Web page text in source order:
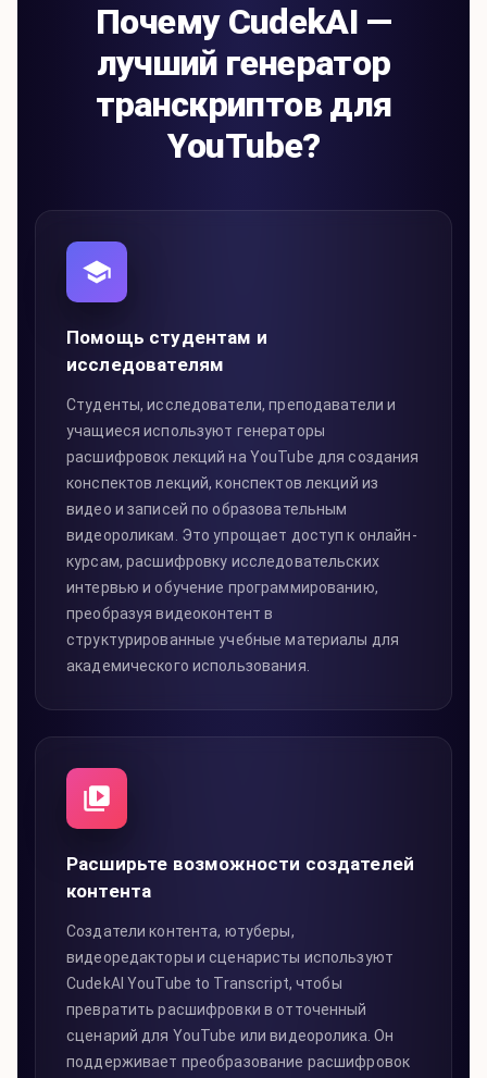
Почему CudekAI —
лучший генератор
транскриптов для
YouTube?
Помощь студентам и
исследователям
Студенты, исследователи, преподаватели и
учащиеся используют генераторы
расшифровок лекций на YouTube для создания
конспектов лекций, конспектов лекций из
видео и записей по образовательным
видеороликам. Это упрощает доступ к онлайн-
курсам, расшифровку исследовательских
интервью и обучение программированию,
преобразуя видеоконтент в
структурированные учебные материалы для
академического использования.
Расширьте возможности создателей
контента
Создатели контента, ютуберы,
видеоредакторы и сценаристы используют
CudekAI YouTube to Transcript, чтобы
превратить расшифровки в отточенный
сценарий для YouTube или видеоролика. Он
поддерживает преобразование расшифровок